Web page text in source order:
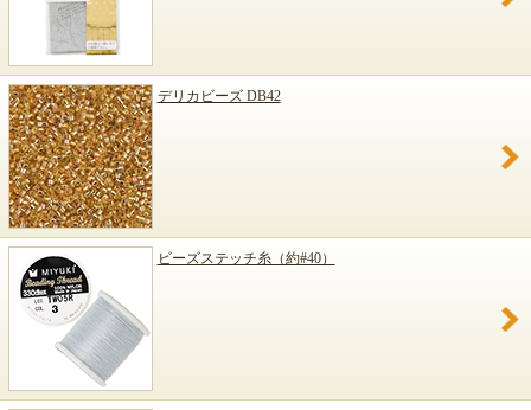
デリカビーズ DB42
ビーズステッチ糸（約#40）